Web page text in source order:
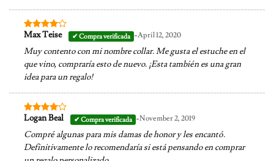
Valorado
5
Max Teise -April 12, 2020
Muy contento con mi nombre collar. Me gusta el estuche en el
que vino, compraría esto de nuevo. ¡Esta también es una gran
idea para un regalo!
Valorado
5
Logan Beal -November 2, 2019
Compré algunas para mis damas de honor y les encantó.
Definitivamente lo recomendaría si está pensando en comprar